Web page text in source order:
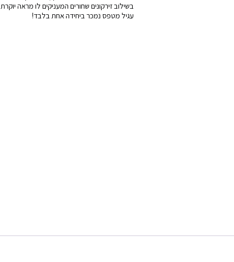
מטפס
בשילוב זירקונים שחורים המעניקים לו מראה יוקרת
עגיל מטפס נמכר ביחידה אחת בלבד!